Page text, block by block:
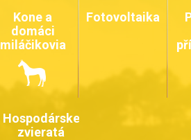
Kone a
domáci
miláčikovia
Fotovoltaika
Hospodárske
zvieratá